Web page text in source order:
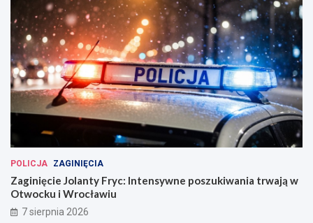
POLICJA ZAGINIĘCIA
Zaginięcie Jolanty Fryc: Intensywne poszukiwania trwają w
Otwocku i Wrocławiu
7 sierpnia 2026